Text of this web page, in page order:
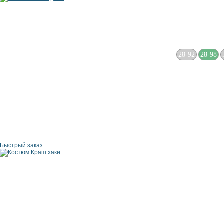
28-92 28-98
Быстрый заказ